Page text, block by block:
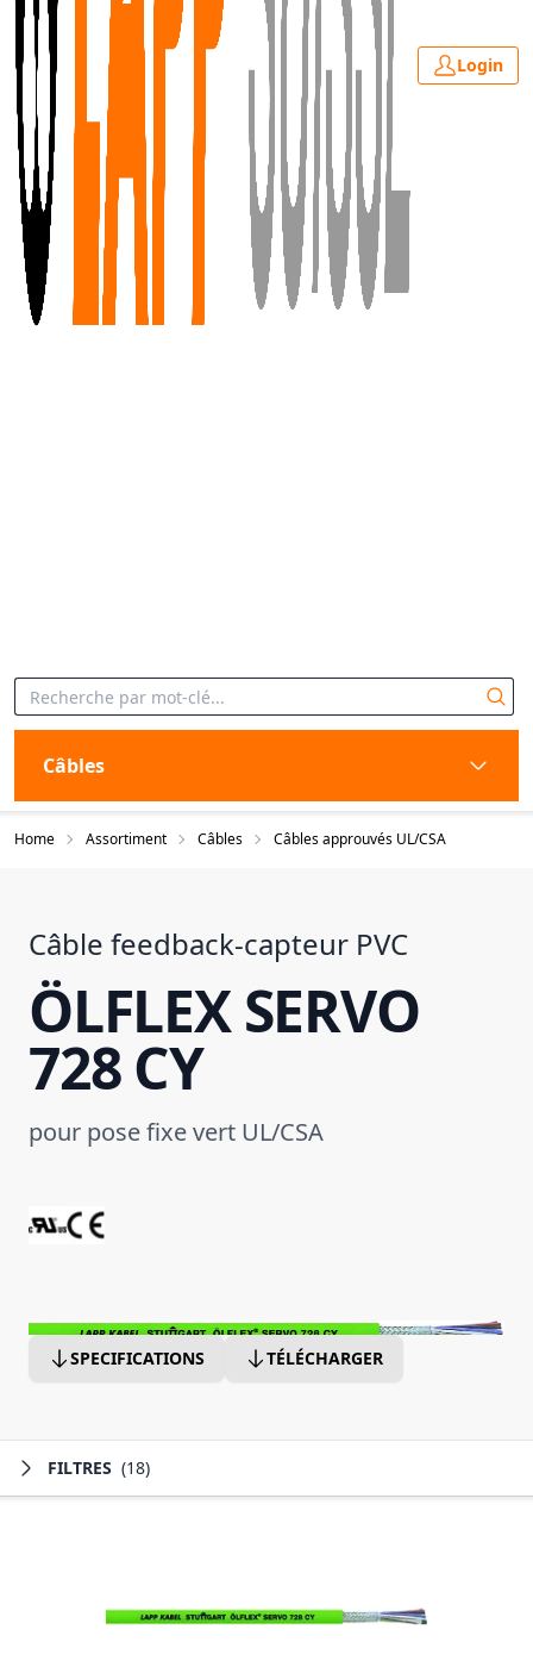
Login
Câbles
Home Assortiment Câbles Câbles approuvés UL/CSA
Câble feedback-capteur PVC
ÖLFLEX SERVO
728 CY
pour pose fixe vert UL/CSA
SPECIFICATIONS TÉLÉCHARGER
FILTRES (18)